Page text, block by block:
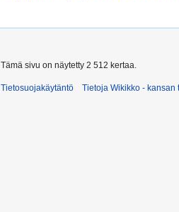
Tämä sivu on näytetty 2 512 kertaa.
Tietosuojakäytäntö Tietoja Wikikko - kansan